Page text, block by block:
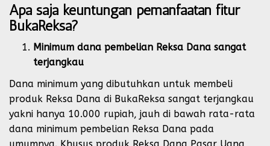
Apa saja keuntungan pemanfaatan fitur
BukaReksa?
Minimum dana pembelian Reksa Dana sangat
terjangkau
Dana minimum yang dibutuhkan untuk membeli
produk Reksa Dana di BukaReksa sangat terjangkau
yakni hanya 10.000 rupiah, jauh di bawah rata-rata
dana minimum pembelian Reksa Dana pada